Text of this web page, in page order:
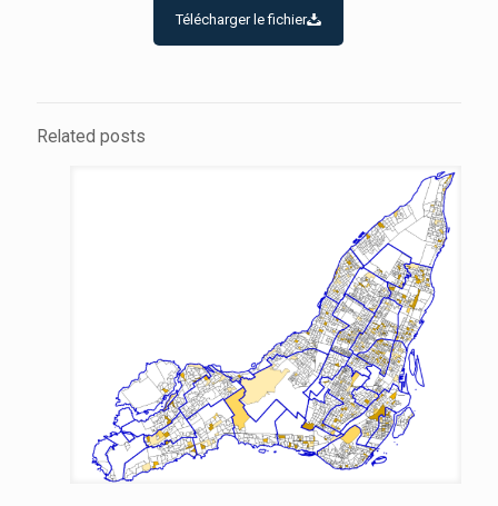
Télécharger le fichier
Related posts